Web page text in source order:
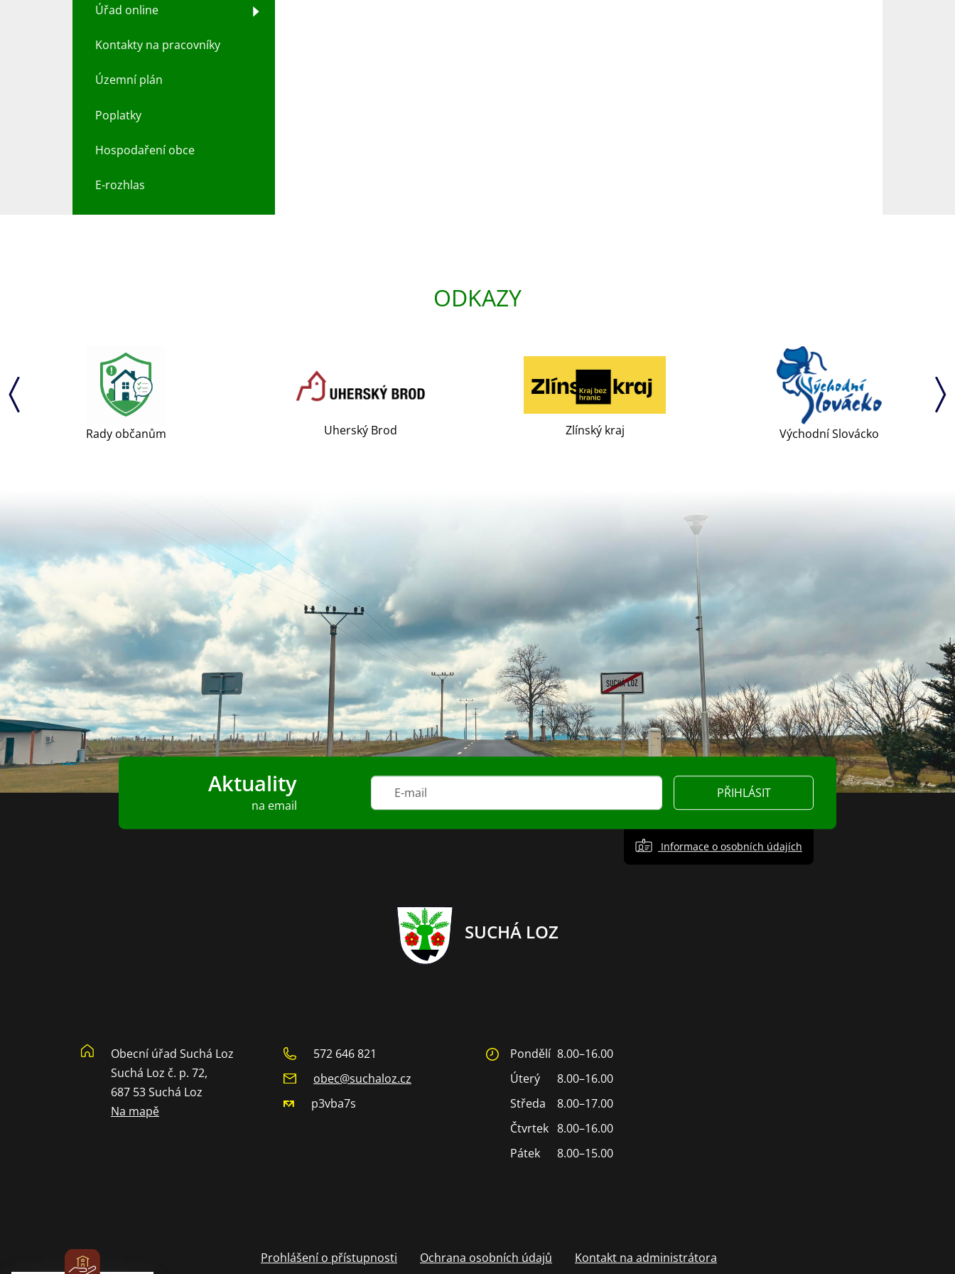
Úřad online
Kontakty na pracovníky
Územní plán
Poplatky
Hospodaření obce
E-rozhlas
ODKAZY
Rady občanům Uherský Brod Zlínský kraj Východní Slovácko
Aktuality
na email
PŘIHLÁSIT
Informace o osobních údajích
SUCHÁ LOZ
Obecní úřad Suchá Loz
Suchá Loz č. p. 72,
687 53 Suchá Loz
Na mapě
572 646 821
obec@suchaloz.cz
p3vba7s
Pondělí 8.00–16.00
Úterý
8.00–16.00
Středa
8.00–17.00
Čtvrtek 8.00–16.00
Pátek
8.00–15.00
Prohlášení o přístupnosti Ochrana osobních údajů Kontakt na administrátora